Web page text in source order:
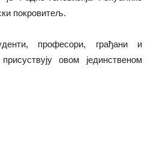
покровитељ.
професори, грађани и
овом јединственом